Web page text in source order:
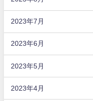
2023年7月
2023年6月
2023年5月
2023年4月